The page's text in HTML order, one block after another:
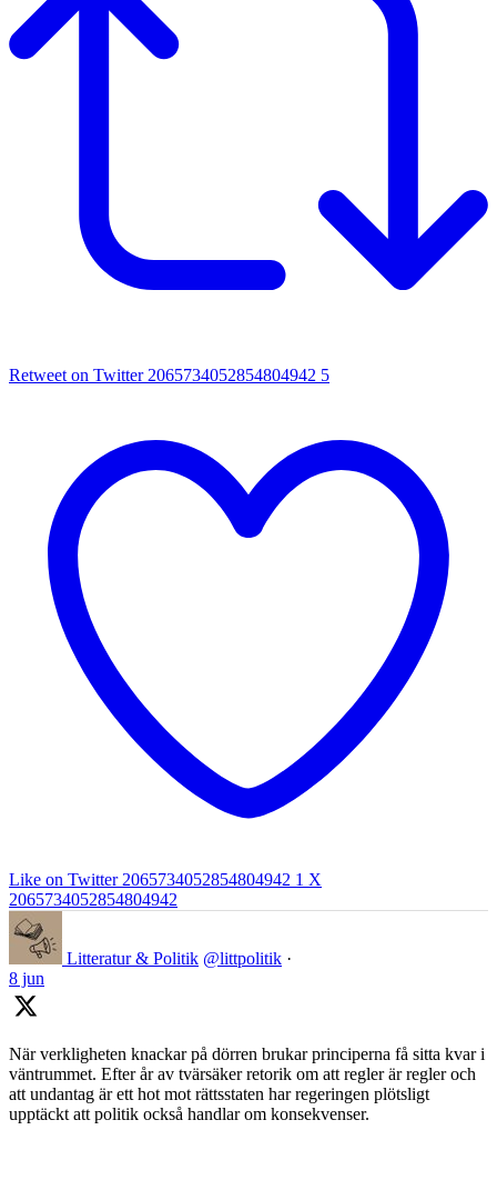
Retweet on Twitter 2065734052854804942 5
Like on Twitter 2065734052854804942 1 X
2065734052854804942
Litteratur & Politik @littpolitik ·
8 jun
När verkligheten knackar på dörren brukar principerna få sitta kvar i
väntrummet. Efter år av tvärsäker retorik om att regler är regler och
att undantag är ett hot mot rättsstaten har regeringen plötsligt
upptäckt att politik också handlar om konsekvenser.